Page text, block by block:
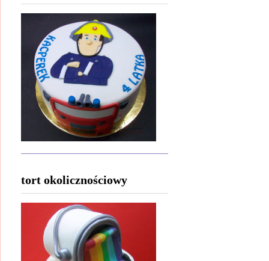
tort okolicznościowy